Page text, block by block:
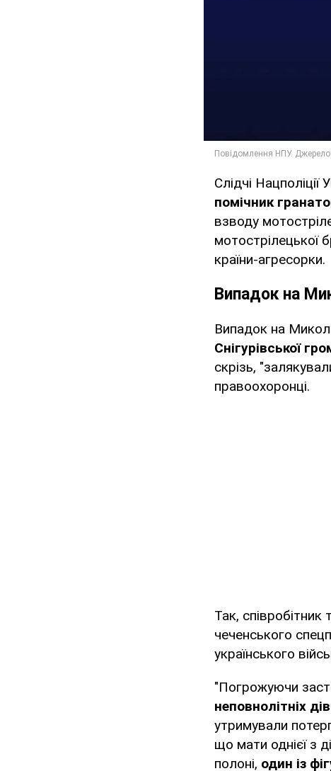
Слідчі
помічник
взводу
мотострілецької
країни-агресорки.
Випадок на
Випадок на
Снігурівської
скрізь,
правоохоронці.
Так,
чеченського
українського
"Погрожуючи
неповнолітніх
утримували
що мати однієї з
полоні, один із